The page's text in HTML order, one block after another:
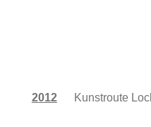
2012Kunstroute